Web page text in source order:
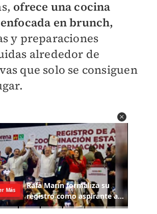
ofrece una cocina
en brunch,
y preparaciones
alrededor de
que solo se consiguen